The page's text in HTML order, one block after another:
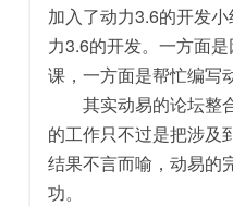
加入了动力3.6的开发
力3.6的开发。一方面
课，一方面是帮忙编写
其实动易的论坛整
的工作只不过是把涉及
结果不言而喻，动易的
功。